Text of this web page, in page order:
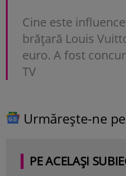
Cine este
brățară Louis
euro. A fost
TV
Urmărește-ne pe
PE ACELAȘI